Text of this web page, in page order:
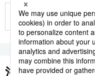
注目のキーワー